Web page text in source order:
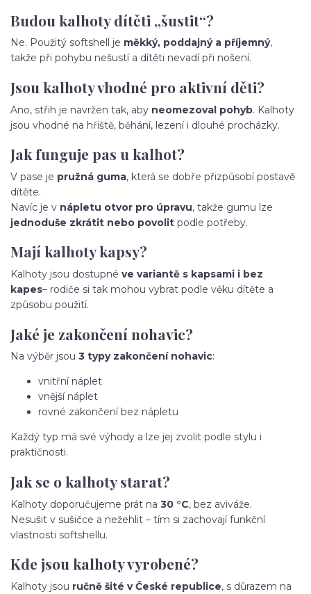
Budou kalhoty dítěti „šustit“?
Ne. Použitý softshell je měkký, poddajný a příjemný,
takže při pohybu nešustí a dítěti nevadí při nošení.
Jsou kalhoty vhodné pro aktivní děti?
Ano, střih je navržen tak, aby neomezoval pohyb. Kalhoty
jsou vhodné na hřiště, běhání, lezení i dlouhé procházky.
Jak funguje pas u kalhot?
V pase je pružná guma, která se dobře přizpůsobí postavě
dítěte.
Navíc je v nápletu otvor pro úpravu, takže gumu lze
jednoduše zkrátit nebo povolit podle potřeby.
Mají kalhoty kapsy?
Kalhoty jsou dostupné ve variantě s kapsami i bez
kapes– rodiče si tak mohou vybrat podle věku dítěte a
způsobu použití.
Jaké je zakončení nohavic?
Na výběr jsou 3 typy zakončení nohavic:
vnitřní náplet
vnější náplet
rovné zakončení bez nápletu
Každý typ má své výhody a lze jej zvolit podle stylu i
praktičnosti.
Jak se o kalhoty starat?
Kalhoty doporučujeme prát na 30 °C, bez aviváže.
Nesušit v sušičce a nežehlit – tím si zachovají funkční
vlastnosti softshellu.
Kde jsou kalhoty vyrobené?
Kalhoty jsou ručně šité v České republice, s důrazem na